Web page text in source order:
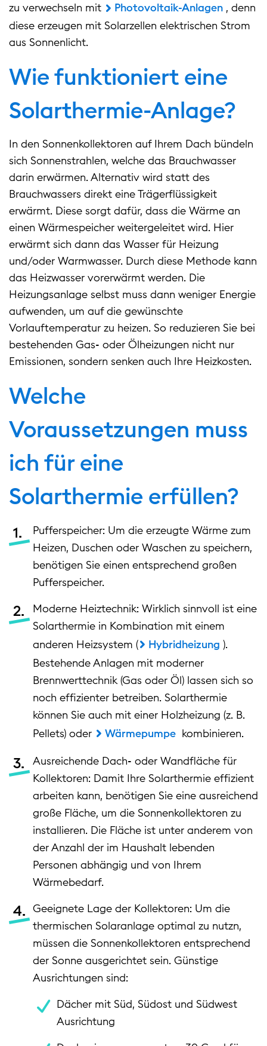
zu verwechseln mit
Photovoltaik-Anlagen , denn
diese erzeugen mit Solarzellen elektrischen Strom
aus Sonnenlicht.
Wie funktioniert eine
Solarthermie-Anlage?
In den Sonnenkollektoren auf Ihrem Dach bündeln
sich Sonnenstrahlen, welche das Brauchwasser
darin erwärmen. Alternativ wird statt des
Brauchwassers direkt eine Trägerflüssigkeit
erwärmt. Diese sorgt dafür, dass die Wärme an
einen Wärmespeicher weitergeleitet wird. Hier
erwärmt sich dann das Wasser für Heizung
und/oder Warmwasser. Durch diese Methode kann
das Heizwasser vorerwärmt werden. Die
Heizungsanlage selbst muss dann weniger Energie
aufwenden, um auf die gewünschte
Vorlauftemperatur zu heizen. So reduzieren Sie bei
bestehenden Gas- oder Ölheizungen nicht nur
Emissionen, sondern senken auch Ihre Heizkosten.
Welche
Voraussetzungen muss
ich für eine
Solarthermie erfüllen?
Pufferspeicher: Um die erzeugte Wärme zum
Heizen, Duschen oder Waschen zu speichern,
benötigen Sie einen entsprechend großen
Pufferspeicher.
Moderne Heiztechnik: Wirklich sinnvoll ist eine
Solarthermie in Kombination mit einem
anderen Heizsystem (
Hybridheizung ).
Bestehende Anlagen mit moderner
Brennwerttechnik (Gas oder Öl) lassen sich so
noch effizienter betreiben. Solarthermie
können Sie auch mit einer Holzheizung (z. B.
Pellets) oder
Wärmepumpe kombinieren.
Ausreichende Dach- oder Wandfläche für
Kollektoren: Damit Ihre Solarthermie effizient
arbeiten kann, benötigen Sie eine ausreichend
große Fläche, um die Sonnenkollektoren zu
installieren. Die Fläche ist unter anderem von
der Anzahl der im Haushalt lebenden
Personen abhängig und von Ihrem
Wärmebedarf.
Geeignete Lage der Kollektoren: Um die
thermischen Solaranlage optimal zu nutzn,
müssen die Sonnenkollektoren entsprechend
der Sonne ausgerichtet sein. Günstige
Ausrichtungen sind:
Dächer mit Süd, Südost und Südwest
Ausrichtung